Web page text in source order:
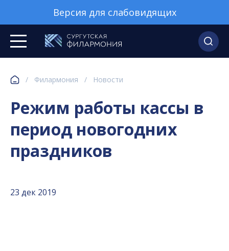
Версия для слабовидящих
/ Филармония / Новости
Режим работы кассы в
период новогодних
праздников
23 дек 2019